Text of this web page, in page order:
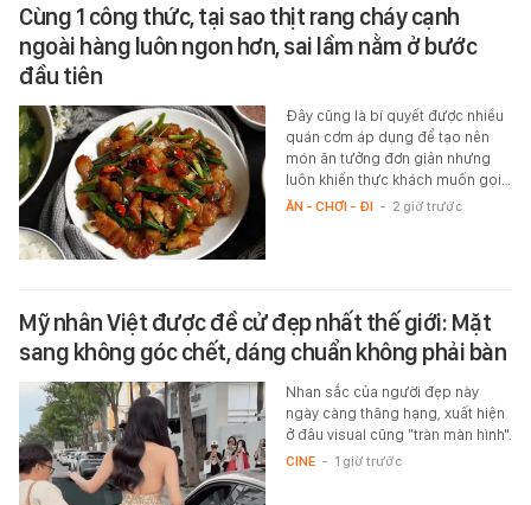
Cùng 1 công thức, tại sao thịt rang cháy cạnh
ngoài hàng luôn ngon hơn, sai lầm nằm ở bước
đầu tiên
Đây cũng là bí quyết được nhiều
quán cơm áp dụng để tạo nên
món ăn tưởng đơn giản nhưng
luôn khiến thực khách muốn gọi…
ĂN - CHƠI - ĐI - 2 giờ trước
Mỹ nhân Việt được đề cử đẹp nhất thế giới: Mặt
sang không góc chết, dáng chuẩn không phải bàn
Nhan sắc của người đẹp này
ngày càng thăng hạng, xuất hiện
ở đâu visual cũng "tràn màn hình".
CINE - 1 giờ trước